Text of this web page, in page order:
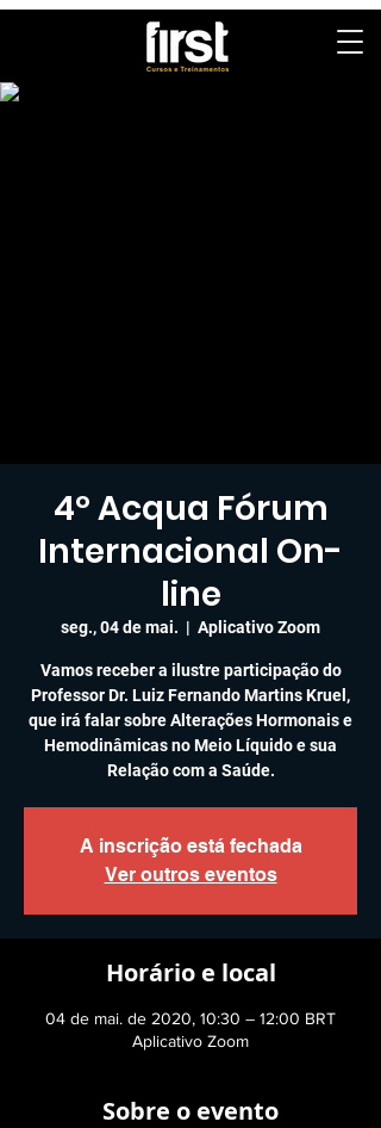
4º Acqua Fórum
Internacional On-
line
seg., 04 de mai.
  |
Aplicativo Zoom
Vamos receber a ilustre participação do
Professor Dr. Luiz Fernando Martins Kruel,
que irá falar sobre Alterações Hormonais e
Hemodinâmicas no Meio Líquido e sua
Relação com a Saúde.
A inscrição está fechada
Ver outros eventos
Horário e local
04 de mai. de 2020, 10:30 – 12:00 BRT
Aplicativo Zoom
Sobre o evento